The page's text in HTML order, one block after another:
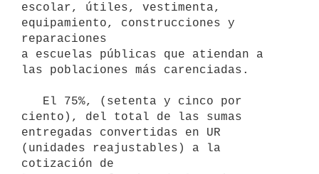
escolar, útiles, vestimenta,
equipamiento, construcciones y
reparaciones
a escuelas públicas que atiendan a
las poblaciones más carenciadas.
ciento), del total de las sumas
entregadas convertidas en UR
(unidades reajustables) a la
cotización de